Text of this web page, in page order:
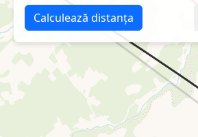
Calculează distanța